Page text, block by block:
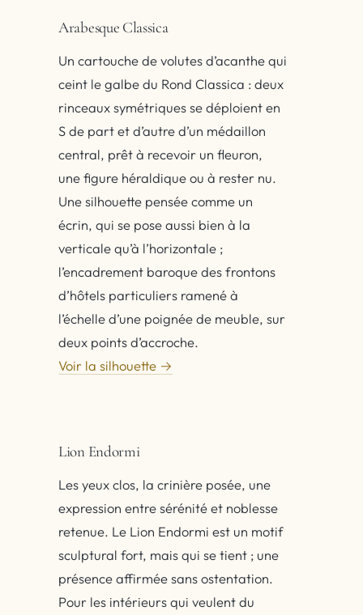
Arabesque Classica
Un cartouche de volutes d’acanthe qui
ceint le galbe du Rond Classica : deux
rinceaux symétriques se déploient en
S de part et d’autre d’un médaillon
central, prêt à recevoir un fleuron,
une figure héraldique ou à rester nu.
Une silhouette pensée comme un
écrin, qui se pose aussi bien à la
verticale qu’à l’horizontale ;
l’encadrement baroque des frontons
d’hôtels particuliers ramené à
l’échelle d’une poignée de meuble, sur
deux points d’accroche.
Voir la silhouette →
Lion Endormi
Les yeux clos, la crinière posée, une
expression entre sérénité et noblesse
retenue. Le Lion Endormi est un motif
sculptural fort, mais qui se tient ; une
présence affirmée sans ostentation.
Pour les intérieurs qui veulent du